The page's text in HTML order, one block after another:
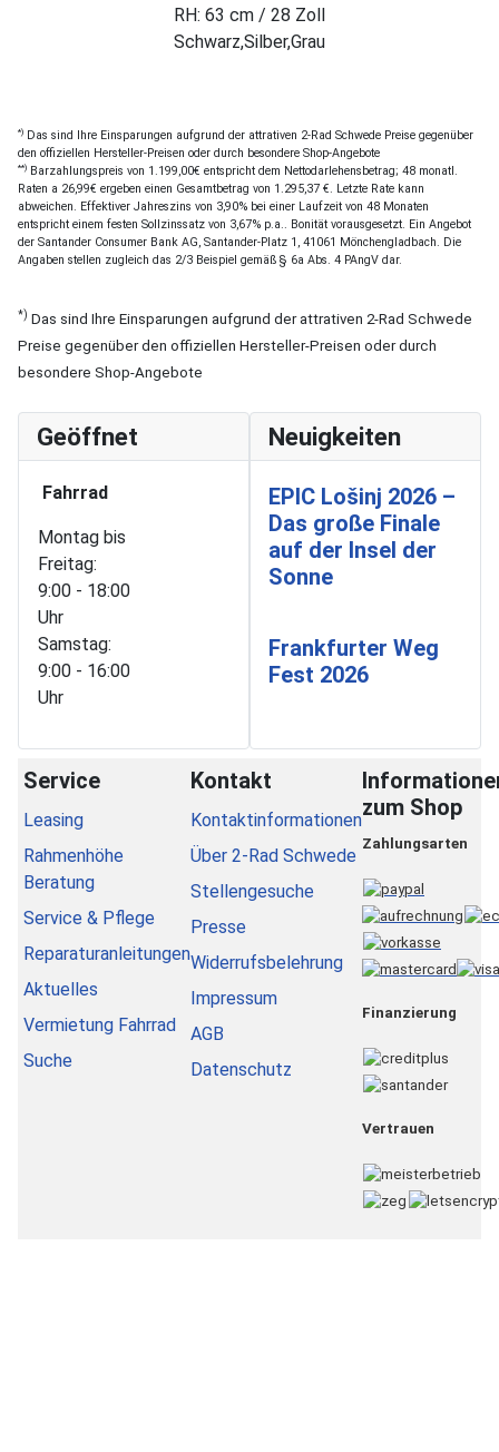
RH: 63 cm / 28 Zoll
Schwarz,Silber,Grau
*) Das sind Ihre Einsparungen aufgrund der attrativen 2-Rad Schwede Preise gegenüber
den offiziellen Hersteller-Preisen oder durch besondere Shop-Angebote
**) Barzahlungspreis von 1.199,00€ entspricht dem Nettodarlehensbetrag; 48 monatl.
Raten a 26,99€ ergeben einen Gesamtbetrag von 1.295,37 €. Letzte Rate kann
abweichen. Effektiver Jahreszins von 3,90% bei einer Laufzeit von 48 Monaten
entspricht einem festen Sollzinssatz von 3,67% p.a.. Bonität vorausgesetzt. Ein Angebot
der Santander Consumer Bank AG, Santander-Platz 1, 41061 Mönchengladbach. Die
Angaben stellen zugleich das 2/3 Beispiel gemäß § 6a Abs. 4 PAngV dar.
*) Das sind Ihre Einsparungen aufgrund der attrativen 2-Rad Schwede
Preise gegenüber den offiziellen Hersteller-Preisen oder durch
besondere Shop-Angebote
Geöffnet
Fahrrad
Montag bis
Freitag:
9:00 - 18:00
Uhr
Samstag:
9:00 - 16:00
Uhr
Neuigkeiten
EPIC Lošinj 2026 –
Das große Finale
auf der Insel der
Sonne
Frankfurter Weg
Fest 2026
Service
Leasing
Rahmenhöhe
Beratung
Service & Pflege
Reparaturanleitungen
Aktuelles
Vermietung Fahrrad
Suche
Kontakt
Kontaktinformationen
Über 2-Rad Schwede
Stellengesuche
Presse
Widerrufsbelehrung
Impressum
AGB
Datenschutz
zum Shop
Zahlungsarten
Finanzierung
Vertrauen